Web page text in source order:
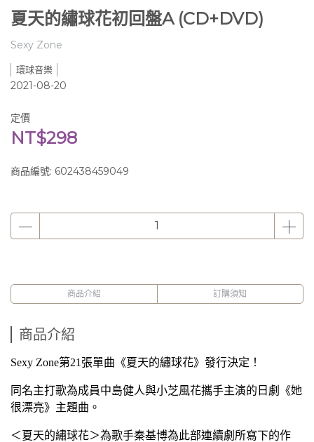
夏天的繡球花初回盤A (CD+DVD)
Sexy Zone
環球音樂
2021-08-20
定價
NT$298
商品編號: 602438459049
商品介紹 訂購須知
商品介紹
Sexy Zone第21 張單曲《夏天的繡球花》發行決定！
同名主打歌為成員中島健人與小芝風花攜手主演的日劇《她
很漂亮》主題曲。
＜夏天的繡球花＞為歌手秦基博為此部連續劇所寫下的作